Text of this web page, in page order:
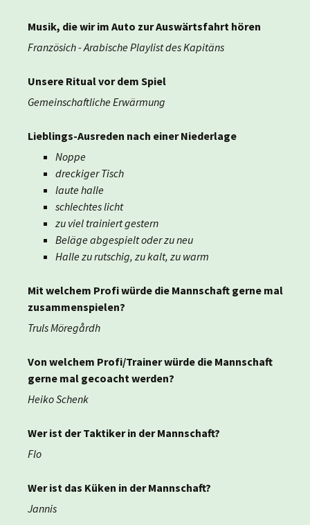
Musik, die wir im Auto zur Auswärtsfahrt hören
Französich - Arabische Playlist des Kapitäns
Unsere Ritual vor dem Spiel
Gemeinschaftliche Erwärmung
Lieblings-Ausreden nach einer Niederlage
Noppe
dreckiger Tisch
laute halle
schlechtes licht
zu viel trainiert gestern
Beläge abgespielt oder zu neu
Halle zu rutschig, zu kalt, zu warm
Mit welchem Profi würde die Mannschaft gerne mal
zusammenspielen?
Truls Möregårdh
Von welchem Profi/Trainer würde die Mannschaft
gerne mal gecoacht werden?
Heiko Schenk
Wer ist der Taktiker in der Mannschaft?
Flo
Wer ist das Küken in der Mannschaft?
Jannis